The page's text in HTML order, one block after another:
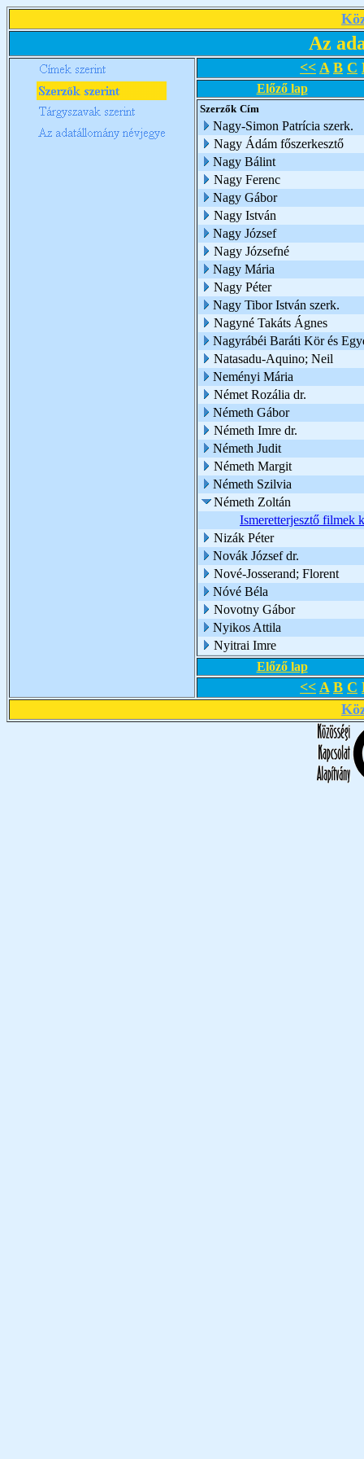
Az
<< A B C
Előző lap
Szerzők Cím
Nagy-Simon Patrícia szerk.
Nagy Ádám főszerkesztő
Nagy Bálint
Nagy Ferenc
Nagy Gábor
Nagy István
Nagy József
Nagy Józsefné
Nagy Mária
Nagy Péter
Nagy Tibor István szerk.
Nagyné Takáts Ágnes
Nagyrábéi Baráti Kör és
Natasadu-Aquino; Neil
Neményi Mária
Német Rozália dr.
Németh Gábor
Németh Imre dr.
Németh Judit
Németh Margit
Németh Szilvia
Németh Zoltán
Ismeretterjesztő filmek
Nizák Péter
Novák József dr.
Nové-Josserand; Florent
Nóvé Béla
Novotny Gábor
Nyikos Attila
Nyitrai Imre
Előző lap
<< A B C